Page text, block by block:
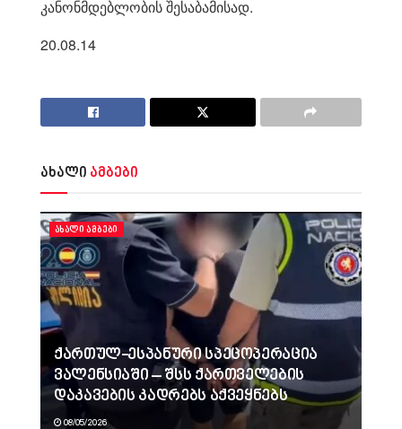
კანონმდებლობის შესაბამისად.
20.08.14
ახალი ამბები
ᲐᲮᲐᲚᲘ ᲐᲛᲑᲔᲑᲘ
ქართულ-ესპანური სპეცოპერაცია
ვალენსიაში – შსს ქართველების
დაკავების კადრებს აქვეყნებს
08/05/2026